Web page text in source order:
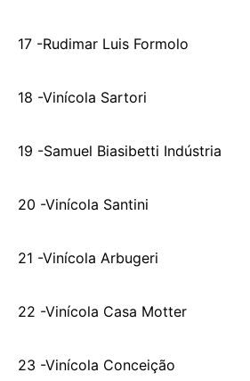
17 -Rudimar Luis Formolo
18 -Vinícola Sartori
19 -Samuel Biasibetti Indústria
20 -Vinícola Santini
21 -Vinícola Arbugeri
22 -Vinícola Casa Motter
23 -Vinícola Conceição